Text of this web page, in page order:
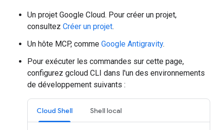
Un projet Google Cloud. Pour créer un projet,
consultez Créer un projet.
Un hôte MCP, comme Google Antigravity.
Pour exécuter les commandes sur cette page,
configurez gcloud CLI dans l'un des environnements
de développement suivants :
Cloud Shell Shell local